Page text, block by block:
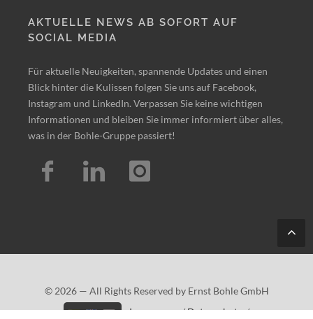
AKTUELLE NEWS AB SOFORT AUF
SOCIAL MEDIA
Für aktuelle Neuigkeiten, spannende Updates und einen
Blick hinter die Kulissen folgen Sie uns auf Facebook,
Instagram und LinkedIn. Verpassen Sie keine wichtigen
Informationen und bleiben Sie immer informiert über alles,
was in der Bohle-Gruppe passiert!
t
© 2026 — All Rights Reserved by Ernst Bohle GmbH
Impressum/Datenschutz/